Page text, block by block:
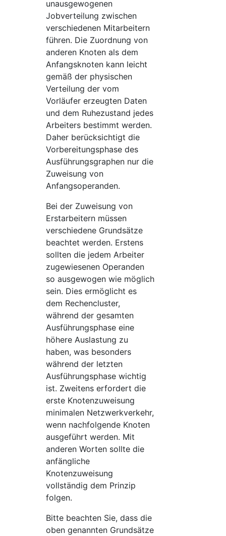
unausgewogenen
Jobverteilung zwischen
verschiedenen Mitarbeitern
führen. Die Zuordnung von
anderen Knoten als dem
Anfangsknoten kann leicht
gemäß der physischen
Verteilung der vom
Vorläufer erzeugten Daten
und dem Ruhezustand jedes
Arbeiters bestimmt werden.
Daher berücksichtigt die
Vorbereitungsphase des
Ausführungsgraphen nur die
Zuweisung von
Anfangsoperanden.
Bei der Zuweisung von
Erstarbeitern müssen
verschiedene Grundsätze
beachtet werden. Erstens
sollten die jedem Arbeiter
zugewiesenen Operanden
so ausgewogen wie möglich
sein. Dies ermöglicht es
dem Rechencluster,
während der gesamten
Ausführungsphase eine
höhere Auslastung zu
haben, was besonders
während der letzten
Ausführungsphase wichtig
ist. Zweitens erfordert die
erste Knotenzuweisung
minimalen Netzwerkverkehr,
wenn nachfolgende Knoten
ausgeführt werden. Mit
anderen Worten sollte die
anfängliche
Knotenzuweisung
vollständig dem Prinzip
folgen.
Bitte beachten Sie, dass die
oben genannten Grundsätze